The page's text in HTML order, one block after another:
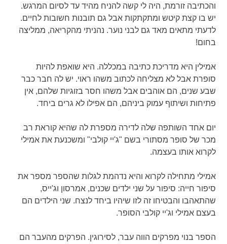
והכתיבה זורמת, היה לי קשה להניח מהיד עד לסיום המרגש.
יש בו קצת קיטש ומתקתקות אבל גם תובנות חשובות לחיים.
לדעתי מתאים מאד גם לבני נוער. נהניתי מהקריאה, ממליצה
בחום!
אמילין היא מדריכת כתיבה במכללה. היא שואפת להיות
סופרת אבל לא מצליחה לכתוב משהו ראוי. יש לה חבר כבר
שבע שנים, הם אוהבים אבל משהו חסר בזוגיות שלהם, אין
פתיחות ושיתוף עמוק ביניהם, הם אפילו לא גרים ביחד.
יום אחד השותפה שלה לדירה מספרת לה שהיא קוראת רב
מכר של סופר מסתורי בשם "ג'יי קולבי" ומשכנעת את אמילי
לקרוא אותו בעצמה.
אמילי מתחילה לקרוא והיא נדהמת לגלות שהספר מספר את
סיפור חייה: סיפור על שני ילדים שכנים, אמרסון וג'ייס,
שהתאהבו והבטיחו זה לזו שיהיו ביחד לנצח. שני הילדים הם
בעצם אמילי וג'יי קולבי הסופר.
הספר בנוי מפרקים הווה עבר, לסירוגין. הפרקים מהעבר הם